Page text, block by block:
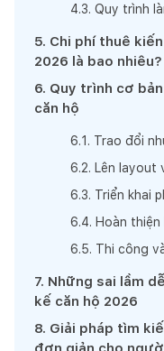
4.3. Quy trình
5. Chi phí thuê
2026 là bao nhiêu?
6. Quy trình cơ
căn hộ
6.1 . Trao đổi
6.2. Lên layout
6.3. Triển khai
6.4. Hoàn
6.5. Thi công
7. Những sai lầm
kế căn hộ 2026
8. Giải pháp tìm